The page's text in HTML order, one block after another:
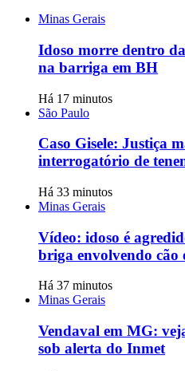
Minas Gerais
Idoso morre dentro
na barriga em BH
Há 17 minutos
São Paulo
Caso Gisele: Justiça
interrogatório de
Há 33 minutos
Minas Gerais
Vídeo: idoso é
briga envolvendo cão
Há 37 minutos
Minas Gerais
Vendaval em MG:
sob alerta do Inmet